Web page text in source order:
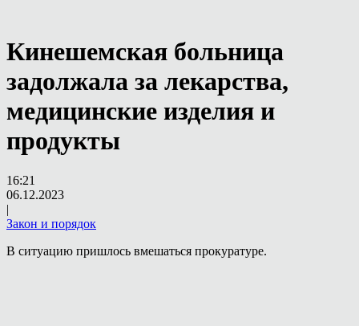
Кинешемская больница
задолжала за лекарства,
медицинские изделия и
продукты
16:21
06.12.2023
|
Закон и порядок
В ситуацию пришлось вмешаться прокуратуре.